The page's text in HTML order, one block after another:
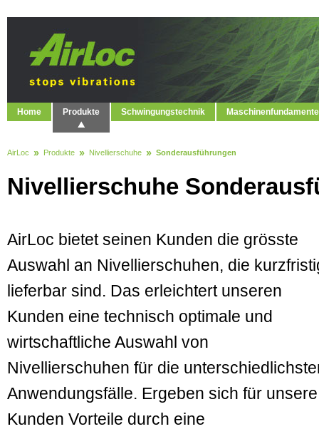
Home Produkte Schwingungstechnik Maschinenfundamente
AirLoc Produkte Nivellierschuhe Sonderausführungen
Nivellierschuhe
AirLoc bietet seinen Kunden die grösste
Auswahl an Nivellierschuhen, die
lieferbar sind. Das erleichtert unseren
Kunden eine technisch opti­male und
wirtschaftliche Auswahl von
Nivellierschuhen für die
Anwendungsfälle. Ergeben sich für unsere
Kunden Vorteile durch eine